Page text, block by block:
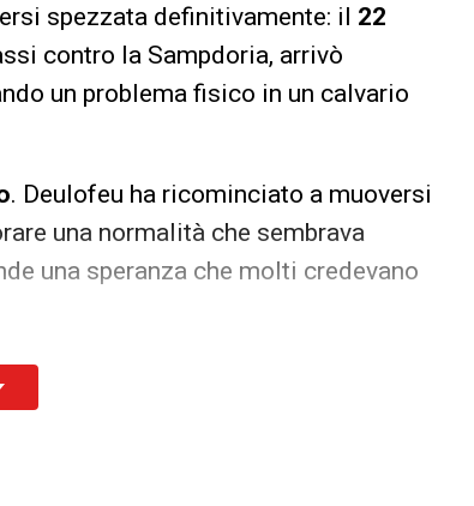
spezzata definitivamente: il 22
contro la Sampdoria, arrivò
un problema fisico in un calvario
. Deulofeu ha ricominciato a muoversi
una normalità che sembrava
una speranza che molti credevano